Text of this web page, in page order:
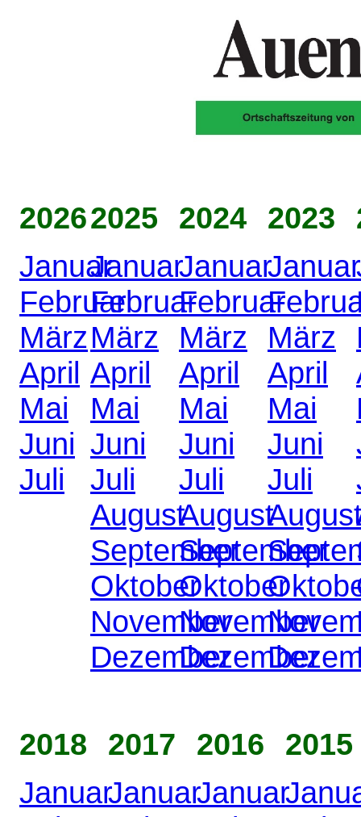
2026
Januar
Februar
März
April
Mai
Juni
Juli
2025
Januar
Februar
März
April
Mai
Juni
Juli
August
September
Oktober
November
Dezember
2024
Januar
Februar
März
April
Mai
Juni
Juli
August
September
Oktober
November
Dezember
2023
Januar
März
April
Mai
Juni
Juli
2018
Januar
2017
Januar
2016
Januar
2015